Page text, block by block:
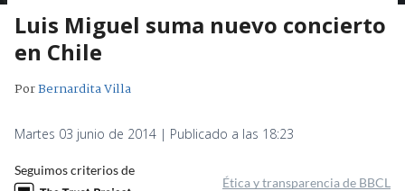
Luis Miguel suma nuevo concierto
en Chile
PorBernardita Villa
Martes 03 junio de 2014 | Publicado a las 18:23
Seguimos criterios de
Ética y transparencia de BBCL